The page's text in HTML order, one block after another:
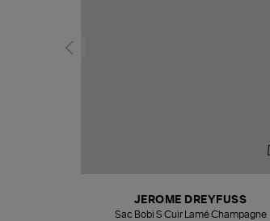
JEROME DREYFUSS
Sac Bobi S Cuir Lamé Champagne